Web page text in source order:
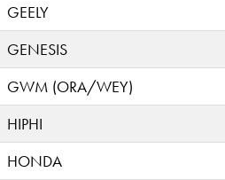
GEELY
GENESIS
GWM (ORA/WEY)
HIPHI
HONDA